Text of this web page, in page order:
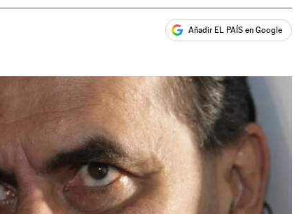
Añadir EL PAÍS en Google